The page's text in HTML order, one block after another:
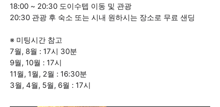
18:00 ~ 20:30​ 도이수텝 이동 및 관광
20:30​ 관광 후 숙소 또는 시내 원하시는 장소로 무료 샌딩
※ 미팅시간 참고
7월, 8월 : 17시 30분
9월, 10월 : 17시
11월, 1월, 2월 : 16:30분
3월, 4월, 5월, 6월 : 17시